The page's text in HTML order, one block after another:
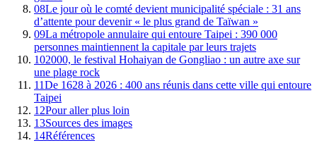
08Le jour où le comté devient municipalité spéciale : 31 ans
d’attente pour devenir « le plus grand de Taïwan »
09La métropole annulaire qui entoure Taipei : 390 000
personnes maintiennent la capitale par leurs trajets
102000, le festival Hohaiyan de Gongliao : un autre axe sur
une plage rock
11De 1628 à 2026 : 400 ans réunis dans cette ville qui entoure
Taipei
12Pour aller plus loin
13Sources des images
14Références